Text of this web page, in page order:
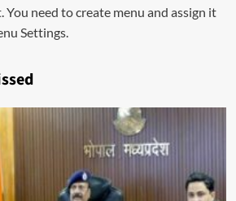
You need to create menu and assign it
Settings.